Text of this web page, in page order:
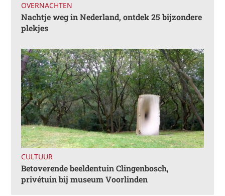
OVERNACHTEN
Nachtje weg in Nederland, ontdek 25 bijzondere
plekjes
CULTUUR
Betoverende beeldentuin Clingenbosch,
privétuin bij museum Voorlinden